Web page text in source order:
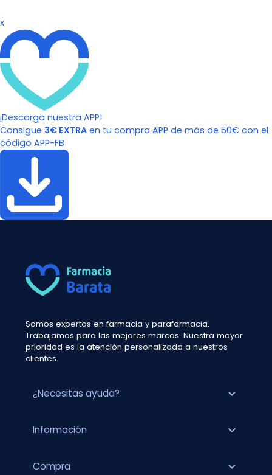
x
¡Descarga nuestra APP!
Consigue 3€ EXTRA en tu compra APP de más de 50€ con el
código APP-FB
Somos expertos en farmacia y parafarmacia.
Trabajamos para las mejores marcas. Nuestra mayor
prioridad es la atención personalizada a nuestros
clientes.
¿Necesitas ayuda? expand_more
Información expand_more
Compra expand_more